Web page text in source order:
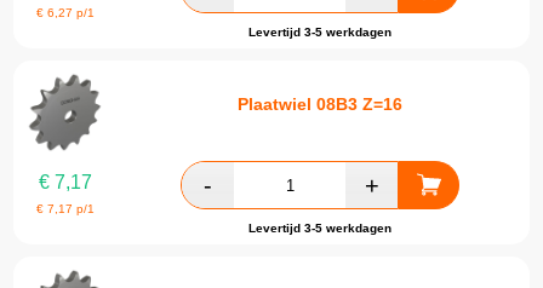
€6,27 p/1
Levertijd 3-5 werkdagen
Plaatwiel 08B3 Z=16
€ 7,17
€7,17 p/1
Levertijd 3-5 werkdagen